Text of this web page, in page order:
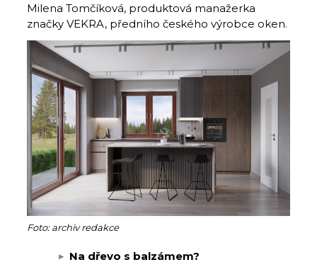
Milena Tomčíková, produktová manažerka
značky VEKRA, předního českého výrobce oken.
Foto: archiv redakce
Na dřevo s balzámem?